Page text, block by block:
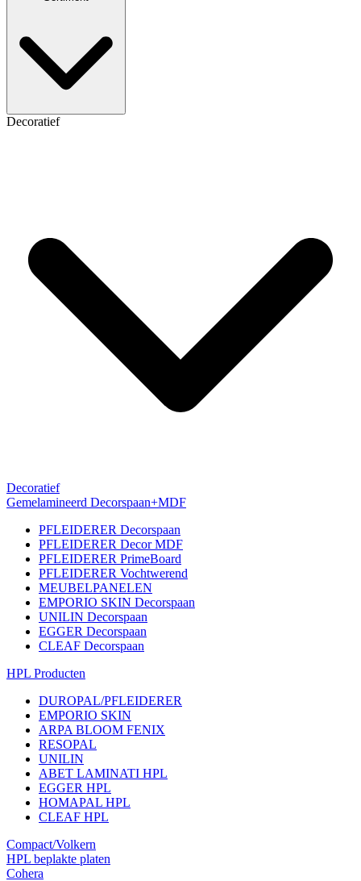
Decoratief
Decoratief
Gemelamineerd Decorspaan+MDF
PFLEIDERER Decorspaan
PFLEIDERER Decor MDF
PFLEIDERER PrimeBoard
PFLEIDERER Vochtwerend
MEUBELPANELEN
EMPORIO SKIN Decorspaan
UNILIN Decorspaan
EGGER Decorspaan
CLEAF Decorspaan
HPL Producten
DUROPAL/PFLEIDERER
EMPORIO SKIN
ARPA BLOOM FENIX
RESOPAL
UNILIN
ABET LAMINATI HPL
EGGER HPL
HOMAPAL HPL
CLEAF HPL
Compact/Volkern
HPL beplakte platen
Cohera